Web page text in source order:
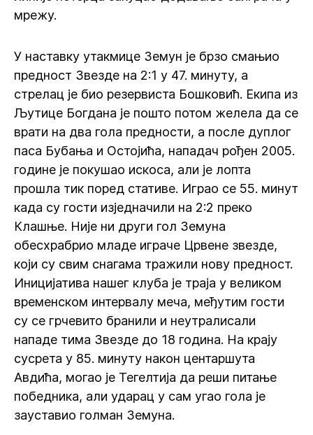
мрежу.
У наставку утакмице Земун је брзо смањио
предност Звезде на 2:1 у 47. минуту, а
стрелац је био резервиста Бошковић. Екипа из
Љутице Богдана је пошто потом желела да се
врати на два гола предности, а после дуплог
паса Бубања и Остојића, нападач рођен 2005.
године је покушао искоса, али је лопта
прошла тик поред стативе. Играо се 55. минут
када су гости изједначили на 2:2 преко
Клашње. Није ни други гол Земуна
обесхрабрио младе играче Црвене звезде,
који су свим снагама тражили нову предност.
Иницијатива нашег клуба је траја у великом
временском интервалу меча, међутим гости
су се грчевито бранили и неутралисали
нападе тима Звезде до 18 година. На крају
сусрета у 85. минуту након центаршута
Авдића, могао је Тегелтија да реши питање
победника, али ударац у сам угао гола је
зауставио голман Земуна.